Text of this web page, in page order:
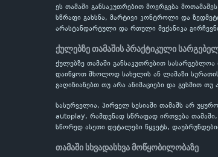
ეს თამაში განსაკუთრებით მოერგება
სწრაფი გახსნა, მარტივი კონტროლი და
არასტანდარტული და რთული მექანიკა
ქულებზე თამაშის პრაქტიკული
ქულებზე თამაში განსაკუთრებით
დაიწყოთ მხოლოდ სახელის ან ლამაზი
გაღიზიანებთ თუ არა ანიმაციები და გესმით
სასურველია, პირველ სესიაში თამაშს არ
autoplay, რამდენად სწრაფად ირთვება
სწორედ ასეთი დეტალები წყვეტს,
თამაში სხვადასხვა მოწყობილობაზე